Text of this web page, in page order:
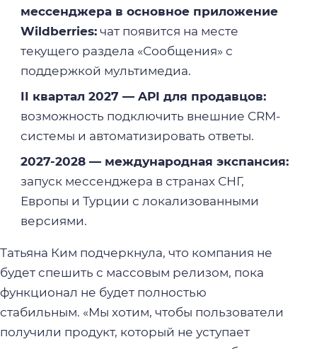
мессенджера в основное приложение
Wildberries:чат появится на месте
текущего раздела «Сообщения» с
поддержкой мультимедиа.
II квартал 2027 — API для продавцов:
возможность подключить внешние CRM-
системы и автоматизировать ответы.
2027-2028 — международная экспансия:
запуск мессенджера в странах СНГ,
Европы и Турции с локализованными
версиями.
Татьяна Ким подчеркнула, что компания не
будет спешить с массовым релизом, пока
функционал не будет полностью
стабильным. «Мы хотим, чтобы пользователи
получили продукт, который не уступает